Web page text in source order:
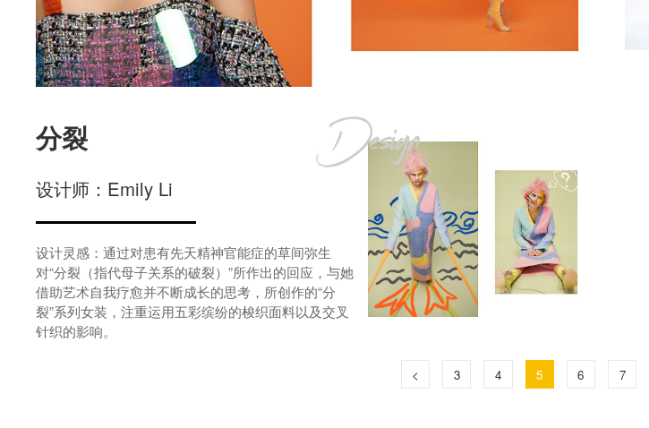
分裂
设计师：Emily Li
设计灵感：通过对患有先天精神官能症的草间弥生
对“分裂（指代母子关系的破裂）”所作出的回应，与她
借助艺术自我疗愈并不断成长的思考，所创作的“分
裂”系列女装，注重运用五彩缤纷的梭织面料以及交叉
针织的影响。
< 3 4 5 6 7